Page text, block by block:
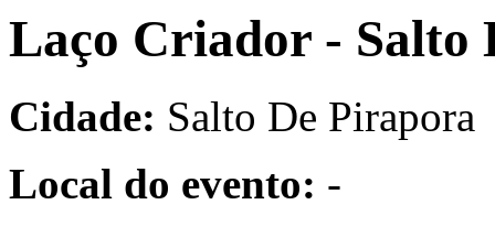
Laço Criador - Salto
Cidade: Salto De Pirapora
Local do evento: -